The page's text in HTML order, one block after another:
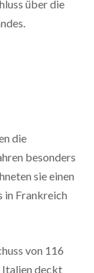
über die
die
besonders
sie einen
in Frankreich
von 116
Italien deckt